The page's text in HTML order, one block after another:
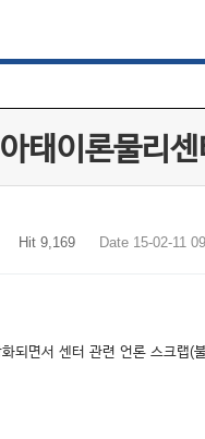
태이론물리
Hit 9,169 Date 15-02-11
되면서 센터 관련 언론 스크랩